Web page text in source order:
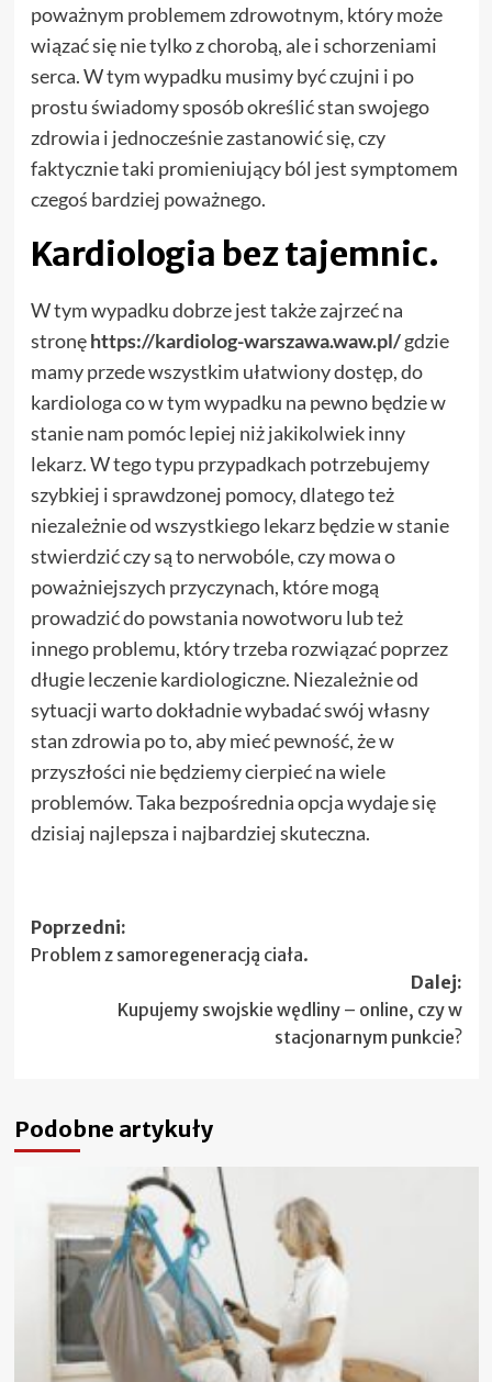
poważnym problemem zdrowotnym, który może
wiązać się nie tylko z chorobą, ale i schorzeniami
serca. W tym wypadku musimy być czujni i po
prostu świadomy sposób określić stan swojego
zdrowia i jednocześnie zastanowić się, czy
faktycznie taki promieniujący ból jest symptomem
czegoś bardziej poważnego.
Kardiologia bez tajemnic.
W tym wypadku dobrze jest także zajrzeć na
stronęhttps://kardiolog-warszawa.waw.pl/gdzie
mamy przede wszystkim ułatwiony dostęp, do
kardiologa co w tym wypadku na pewno będzie w
stanie nam pomóc lepiej niż jakikolwiek inny
lekarz. W tego typu przypadkach potrzebujemy
szybkiej i sprawdzonej pomocy, dlatego też
niezależnie od wszystkiego lekarz będzie w stanie
stwierdzić czy są to nerwobóle, czy mowa o
poważniejszych przyczynach, które mogą
prowadzić do powstania nowotworu lub też
innego problemu, który trzeba rozwiązać poprzez
długie leczenie kardiologiczne. Niezależnie od
sytuacji warto dokładnie wybadać swój własny
stan zdrowia po to, aby mieć pewność, że w
przyszłości nie będziemy cierpieć na wiele
problemów. Taka bezpośrednia opcja wydaje się
dzisiaj najlepsza i najbardziej skuteczna.
Zobacz
wpisy
Poprzedni:
Problem z samoregeneracją ciała.
Dalej:
Kupujemy swojskie wędliny – online, czy w
stacjonarnym punkcie?
Podobne artykuły